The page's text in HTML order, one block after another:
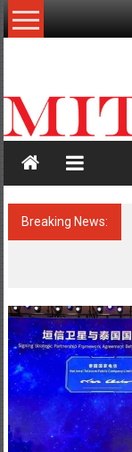
Skip
to
สะท้อน
ลึก
เหลี่ยม
มุม
เศรษฐกิจ-
การเมือง-
Breaking News: